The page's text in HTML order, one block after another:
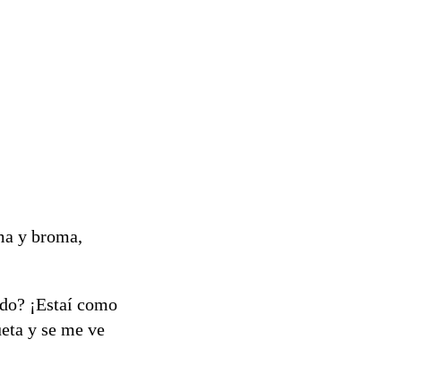
y broma,
¡Estaí como
y se me ve